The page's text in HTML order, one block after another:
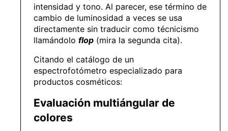
intensidad y tono. Al parecer, ese término de
cambio de luminosidad a veces se usa
directamente sin traducir como técnicismo
llamándolo flop (mira la segunda cita).
Citando el catálogo de un
espectrofotómetro especializado para
productos cosméticos:
Evaluación multiángular de
colores